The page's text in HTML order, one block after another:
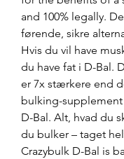
and 100% legally.
førende, sikre
Hvis du vil have
du have fat i D-Bal.
er 7x stærkere end
bulking-supplement
D-Bal. Alt, hvad du
du bulker – taget
Crazybulk D-Bal is